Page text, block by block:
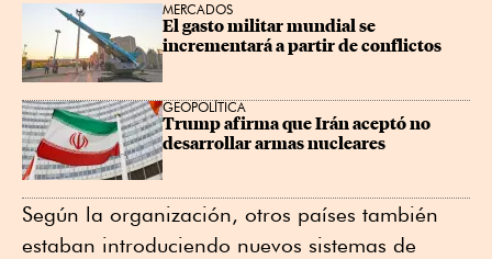
MERCADOS
El gasto militar mundial se
incrementará a partir de conflictos
GEOPOLÍTICA
Trump afirma que Irán aceptó no
desarrollar armas nucleares
Según la organización, otros países también
estaban introduciendo nuevos sistemas de